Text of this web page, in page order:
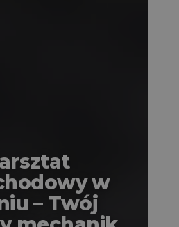
w
– Twój